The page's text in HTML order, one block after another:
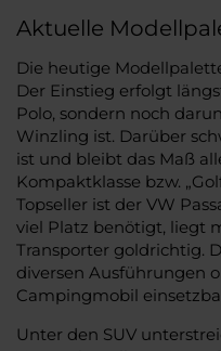
Aktuelle
Die heutige
Der Einstieg erfolgt
Polo, sondern noch
Winzling ist. Darüber
ist und bleibt das Maß
Kompaktklasse bzw.
Topseller ist der VW
viel Platz benötigt, liegt
Transporter goldrichtig.
diversen Ausführungen
Campingmobil
Unter den SUV